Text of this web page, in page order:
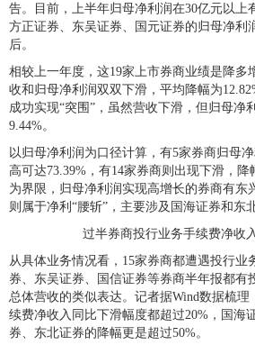
告。目前，上半年归母净利润在30亿元以上
方正证券、东吴证券、国元证券的归母净利
后。
相较上一年度，这19家上市券商业绩是降多
收和归母净利润双双下滑，平均降幅为
成功实现“突围”，虽然营收下滑，但归母净
9.44%。
以归母净利润为口径计算，有5家券商归母
高可达73.39%，有14家券商则出现下滑，降
为界限，归母净利润实现高增长的券商有东
则属于净利“腰斩”，主要涉及国海证券和东
过半券商投行业务手续费净收
从具体业务情况看，15家券商都遭遇投行业
券、东吴证券、国信证券等券商半年报都有
总体营收的类似表达。记者据Wind数据梳理
续费净收入同比下滑幅度都超过20%，国海
券、东北证券的降幅更是超过50%。